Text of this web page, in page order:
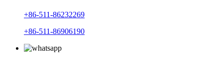
+86-511-86232269
+86-511-86906190